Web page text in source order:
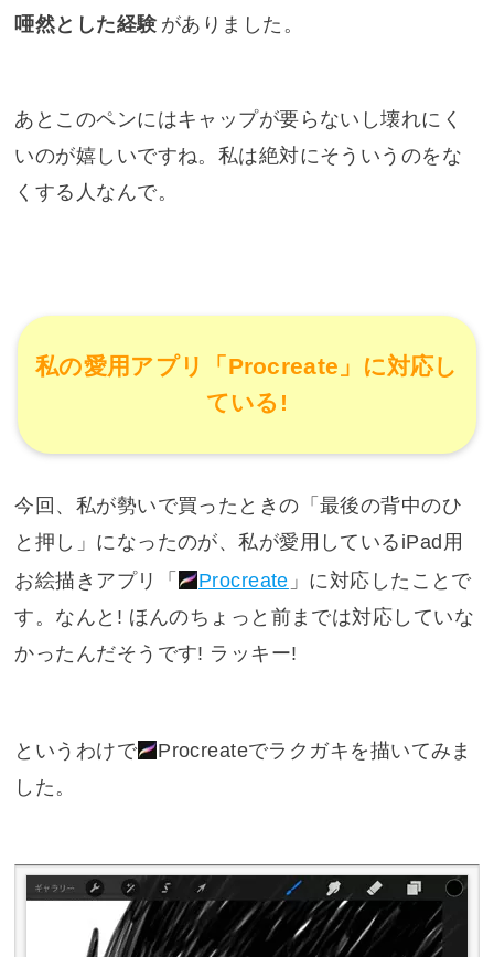
唖然とした経験 がありました。
あとこのペンにはキャップが要らないし壊れにく
いのが嬉しいですね。私は絶対にそういうのをな
くする人なんで。
私の愛用アプリ「Procreate」に対応し
ている!
今回、私が勢いで買ったときの「最後の背中のひ
と押し」になったのが、私が愛用しているiPad用
お絵描きアプリ「
Procreate 」に対応したことで
す。なんと! ほんのちょっと前までは対応していな
かったんだそうです! ラッキー!
というわけで Procreateでラクガキを描いてみま
した。